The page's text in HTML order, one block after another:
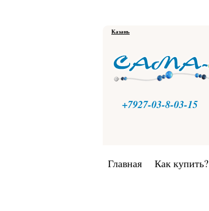
Казань
+7927-03-8-03-15
Главная Как купить?